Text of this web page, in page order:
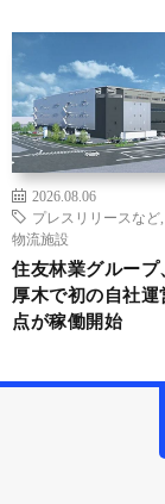
2026.08.06
プレスリリースなど
物流施設
住友林業グループ
厚木で初の自社運
点が稼働開始